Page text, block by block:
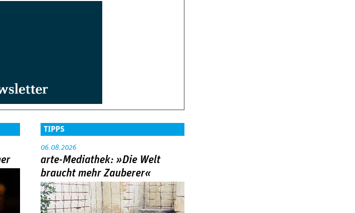
TIPPS
06.08.2026
arte-Mediathek: »Die Welt
braucht mehr Zauberer«